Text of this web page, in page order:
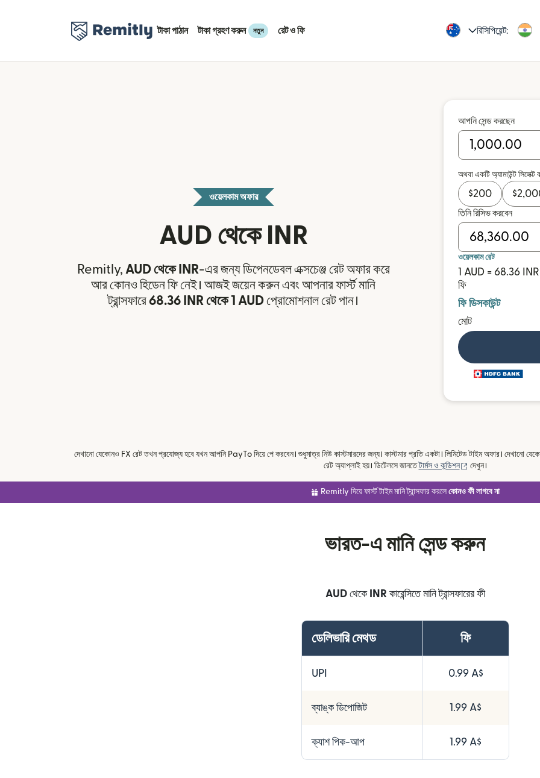
টাকা পাঠান টাকা গ্রহণ করুন নতুন রেট ও ফি রিসিপিয়েন্ট:
ওয়েলকাম অফার
AUD থেকে INR
Remitly, AUD থেকে INR-এর জন্য ডিপেনডেবল এক্সচেঞ্জ রেট অফার করে
আর কোনও হিডেন ফি নেই। আজই জয়েন করুন এবং আপনার ফার্স্ট মানি
ট্রান্সফারে68.36 INR থেকে 1 AUDপ্রোমোশনাল রেট পান।
আপনি সেন্ড করছেন
অথবা একটি অ্যামাউন্ট সিলেক্ট
$200 $
তিনি রিসিভ করবেন
ওয়েলকাম রেট
1 AUD = 68.36 INR
ফি
ফি ডিসকাউন্ট
মোট
দেখানো যেকোনও FX রেট তখন প্রযোজ্য হবে যখন আপনি PayTo দিয়ে পে করবেন। শুধুমাত্র নিউ কাস্টমারদের জন্য। কাস্টমার প্রতি একটা। লিমিটেড টাইম অফার। দেখানো
রেট অ্যাপ্লাই হয়। ডিটেলসে জানতেটার্মস ও কন্ডিশন (নতুন উইন্ডোতে খুলবে)
দেখুন।
Remitly দিয়ে ফার্স্ট টাইম মানি ট্রান্সফার করলে কোনও ফী লাগবে না
ভারত-এ মানি সেন্ড করুন
AUDথেকে INR কারেন্সিতে মানি ট্রান্সফারের ফী
ডেলিভারি মেথড ফি
UPI 0.99 A$
ব্যাঙ্ক ডিপোজিট 1.99 A$
ক্যাশ পিক-আপ 1.99 A$